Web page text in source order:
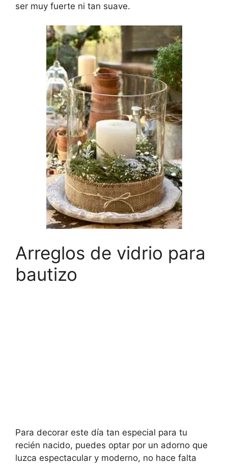
ser muy fuerte ni tan suave.
Arreglos de vidrio para
bautizo
Para decorar este día tan especial para tu
recién nacido, puedes optar por un adorno que
luzca espectacular y moderno, no hace falta